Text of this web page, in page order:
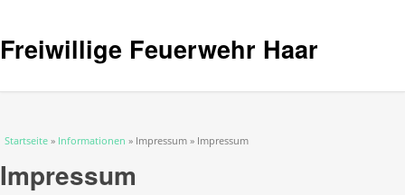
Freiwillige Feuerwehr Haar
Sie sind hier
Startseite » Informationen » Impressum » Impressum
Impressum